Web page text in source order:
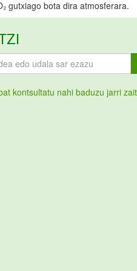
gutxiago bota dira atmosferara.
kontsultatu nahi baduzu jarri